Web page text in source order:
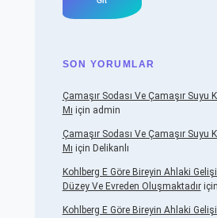
SON YORUMLAR
Çamaşır Sodası Ve Çamaşır Suyu
Mı için admin
Çamaşır Sodası Ve Çamaşır Suyu
Mı için Delikanlı
Kohlberg E Göre Bireyin Ahlaki
Düzey Ve Evreden Oluşmaktadıriçin
Kohlberg E Göre Bireyin Ahlaki